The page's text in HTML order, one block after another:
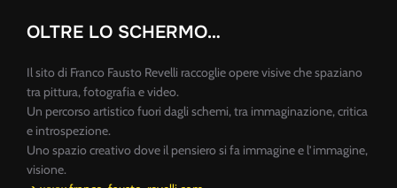
OLTRE LO SCHERMO…
Il sito di Franco Fausto Revelli raccoglie opere visive che spaziano
tra pittura, fotografia e video.
Un percorso artistico fuori dagli schemi, tra immaginazione, critica
e introspezione.
Uno spazio creativo dove il pensiero si fa immagine e l’immagine,
visione.